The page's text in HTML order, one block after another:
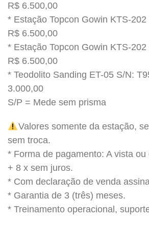
R$ 6.500,00
* Estação Topcon Gowin KTS-
R$ 6.500,00
* Estação Topcon Gowin KTS-
R$ 6.500,00
* Teodolito Sanding ET-05 S/N:
3.000,00
S/P = Mede sem prisma
Valores somente da estação,
sem troca.
* Forma de pagamento: A vista
+ 8 x sem juros.
* Com declaração de venda
* Garantia de 3 (três) meses.
* Treinamento operacional,